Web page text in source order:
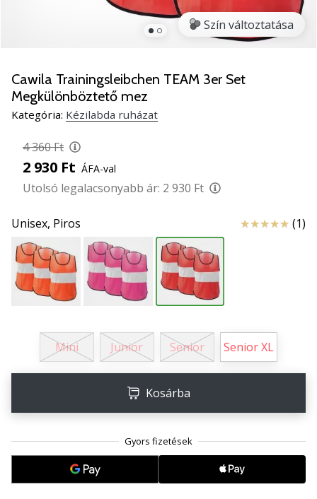
új
PUMA
Accelerate
NITRO
5
kézilabda
cipőket!
a
technikai
újdonságokat
és
nézd
2024.11.25.
a
kézilabda
Szín változtatása
Cawila Trainingsleibchen TEAM 3er Set
Megkülönböztető mez
Kategória: Kézilabda ruházat
4 360 Ft
2 930 Ft ÁFA-val
Utolsó legalacsonyabb ár: 2 930 Ft
Unisex, Piros Értékelés (1)
Mini Junior Senior Senior XL
Kosárba